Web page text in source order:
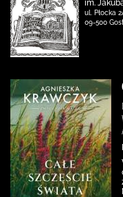
im.
ul. Płocka
09-500